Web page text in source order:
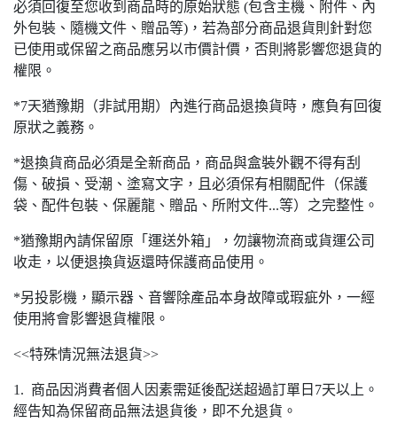
必須回復至您收到商品時的原始狀態 (包含主機、附件、內
外包裝、隨機文件、贈品等)，若為部分商品退貨則針對您
已使用或保留之商品應另以市價計價，否則將影響您退貨的
權限。
*7天猶豫期（非試用期）內進行商品退換貨時，應負有回復
原狀之義務。
*退換貨商品必須是全新商品，商品與盒裝外觀不得有刮
傷、破損、受潮、塗寫文字，且必須保有相關配件（保護
袋、配件包裝、保麗龍、贈品、所附文件...等）之完整性。
*猶豫期內請保留原「運送外箱」，勿讓物流商或貨運公司
收走，以便退換貨返還時保護商品使用。
*另投影機，顯示器、音響除產品本身故障或瑕疵外，一經
使用將會影響退貨權限。
<<特殊情況無法退貨>>
1. 商品因消費者個人因素需延後配送超過訂單日7天以上。
經告知為保留商品無法退貨後，即不允退貨。